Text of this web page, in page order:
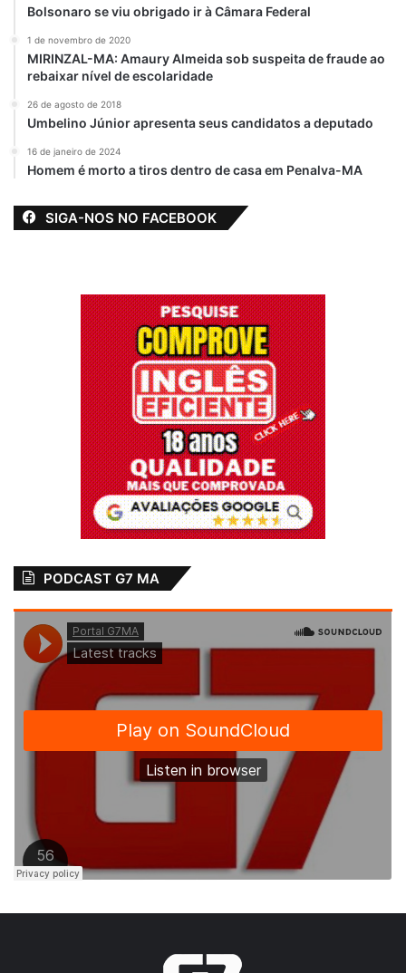
Bolsonaro se viu obrigado ir à Câmara Federal
1 de novembro de 2020
MIRINZAL-MA: Amaury Almeida sob suspeita de fraude ao
rebaixar nível de escolaridade
26 de agosto de 2018
Umbelino Júnior apresenta seus candidatos a deputado
16 de janeiro de 2024
Homem é morto a tiros dentro de casa em Penalva-MA
SIGA-NOS NO FACEBOOK
PODCAST G7 MA